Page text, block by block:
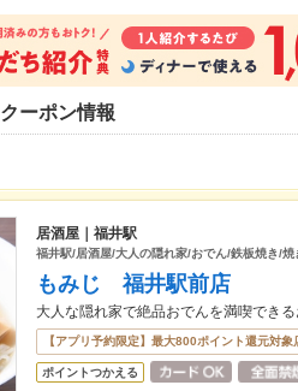
ーポン情報
居酒屋｜福井駅
福井駅/居酒屋/大人の隠れ家/おでん/鉄板焼き/
もみじ 福井駅前店
大人な隠れ家で絶品おでんを満喫でき
【アプリ予約限定】最大800ポイント還元対象
ポイントつかえる